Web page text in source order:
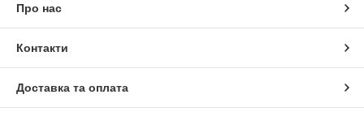
Про нас
Контакти
Доставка та оплата